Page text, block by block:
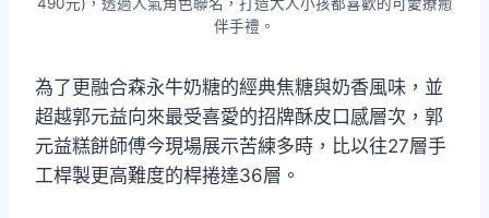
伴手禮。
為了更融合森永牛奶糖的經典焦糖與奶香風味，並
超越郭元益向來最受喜愛的招牌酥皮口感層次，郭
元益糕餅師傅今現場展示苦練多時，比以往27層手
工桿製更高難度的桿捲達36層。